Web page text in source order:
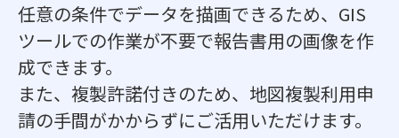
任意の条件でデータを描画できるため、GIS
ツールでの作業が不要で報告書用の画像を作
成できます。
また、複製許諾付きのため、地図複製利用申
請の手間がかからずにご活用いただけます。